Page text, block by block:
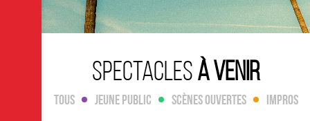
Spectacles à venir
Tous Jeune public Scènes ouvertes
ImproS